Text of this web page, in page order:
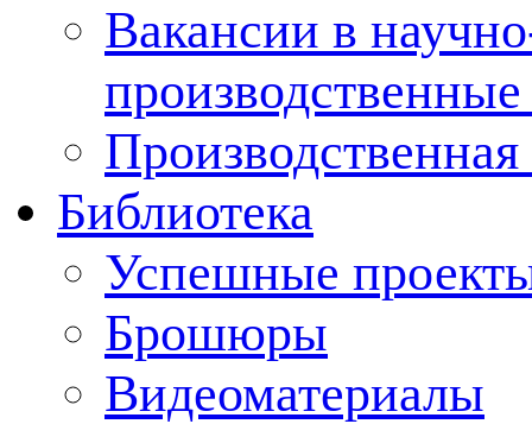
Вакансии в
Производственная
Библиотека
Успешные
Брошюры
Видеоматериалы